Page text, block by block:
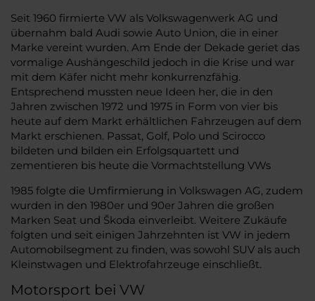
Seit 1960 firmierte VW als Volkswagenwerk AG und
übernahm bald Audi sowie Auto Union, die in einer
Marke vereint wurden. Am Ende der Dekade geriet das
vormalige Aushängeschild jedoch in die Krise und war
mit dem Käfer nicht mehr konkurrenzfähig.
Entsprechend mussten neue Ideen her, die in den
Jahren zwischen 1972 und 1975 in Form von vier bis
heute auf dem Markt erhältlichen Fahrzeugen auf dem
Markt erschienen. Passat, Golf, Polo und Scirocco
bildeten und bilden ein Erfolgsquartett und
zementieren bis heute die Vormachtstellung VWs
1985 folgte die Umfirmierung in Volkswagen AG, zudem
wurden in den 1980er und 90er Jahren die großen
Marken Seat und Škoda einverleibt. Weitere Zukäufe
folgten und seit einigen Jahrzehnten ist VW in jedem
Automobilsegment zu finden, was sowohl SUV als auch
Kleinstwagen und Elektrofahrzeuge einschließt.
Motorsport bei VW